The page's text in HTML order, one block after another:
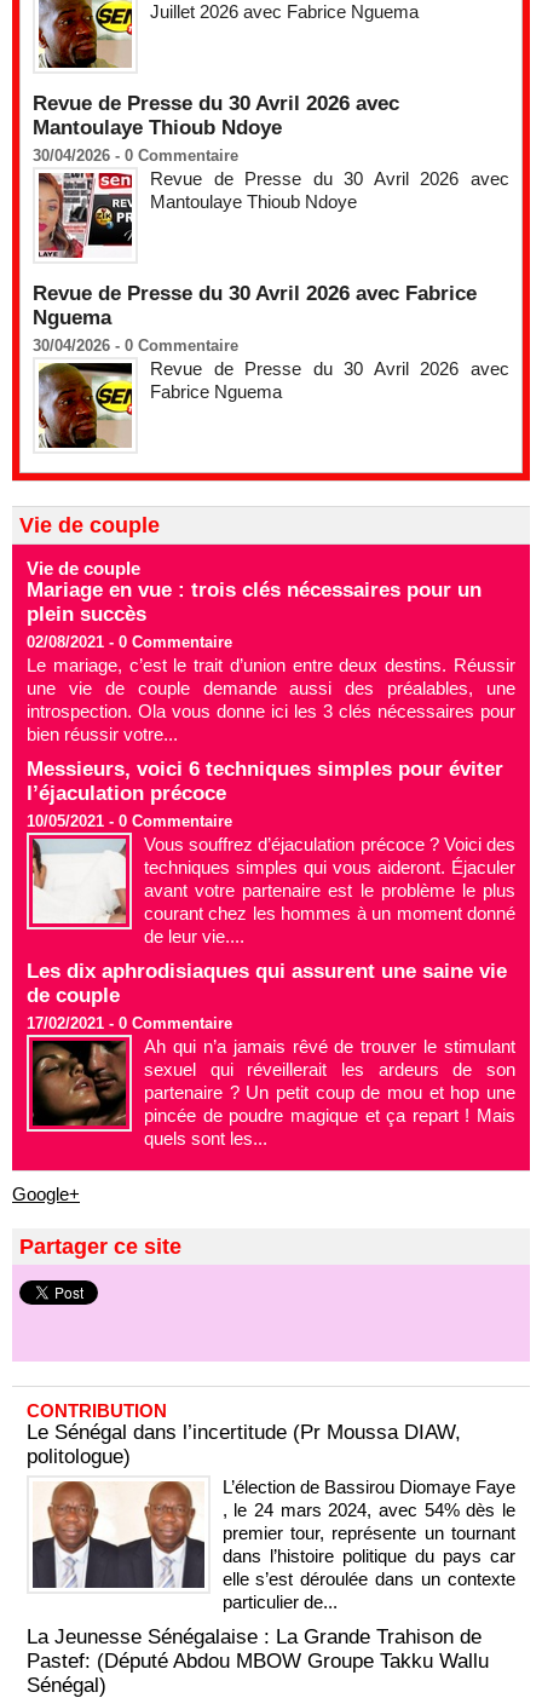
Juillet 2026 avec Fabrice Nguema
Revue de Presse du 30 Avril 2026 avec
Mantoulaye Thioub Ndoye
30/04/2026 - 0 Commentaire
Revue de Presse du 30 Avril 2026 avec
Mantoulaye Thioub Ndoye
Revue de Presse du 30 Avril 2026 avec Fabrice
Nguema
30/04/2026 - 0 Commentaire
Revue de Presse du 30 Avril 2026 avec
Fabrice Nguema
Vie de couple
Vie de couple
Mariage en vue : trois clés nécessaires pour un
plein succès
02/08/2021 - 0 Commentaire
Le mariage, c’est le trait d’union entre deux destins. Réussir
une vie de couple demande aussi des préalables, une
introspection. Ola vous donne ici les 3 clés nécessaires pour
bien réussir votre...
Messieurs, voici 6 techniques simples pour éviter
l’éjaculation précoce
10/05/2021 - 0 Commentaire
Vous souffrez d’éjaculation précoce ? Voici des
techniques simples qui vous aideront. Éjaculer
avant votre partenaire est le problème le plus
courant chez les hommes à un moment donné
de leur vie....
Les dix aphrodisiaques qui assurent une saine vie
de couple
17/02/2021 - 0 Commentaire
Ah qui n’a jamais rêvé de trouver le stimulant
sexuel qui réveillerait les ardeurs de son
partenaire ? Un petit coup de mou et hop une
pincée de poudre magique et ça repart ! Mais
quels sont les...
Google+
Partager ce site
CONTRIBUTION
Le Sénégal dans l’incertitude (Pr Moussa DIAW,
politologue)
L’élection de Bassirou Diomaye Faye
, le 24 mars 2024, avec 54% dès le
premier tour, représente un tournant
dans l’histoire politique du pays car
elle s’est déroulée dans un contexte
particulier de...
La Jeunesse Sénégalaise : La Grande Trahison de
Pastef: (Député Abdou MBOW Groupe Takku Wallu
Sénégal)